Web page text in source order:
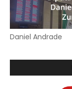
Daniel Andrade